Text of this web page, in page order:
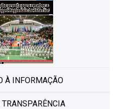
À INFORMAÇÃO